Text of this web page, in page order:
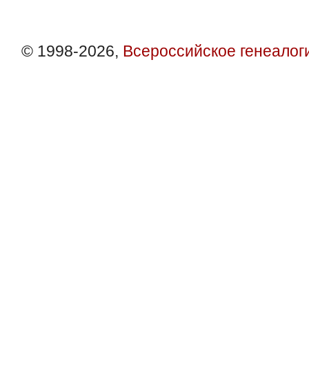
© 1998-2026, Всероссийское